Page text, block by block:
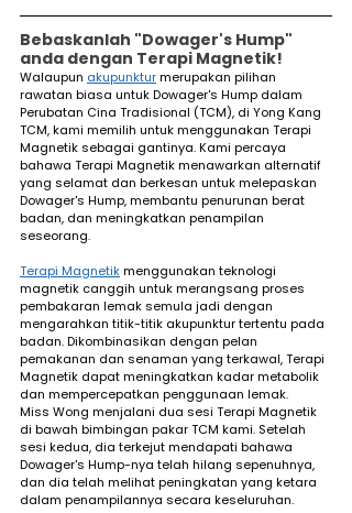
Bebaskanlah "Dowager's Hump"
anda dengan Terapi Magnetik!
Walaupun akupunktur merupakan pilihan
rawatan biasa untuk Dowager's Hump dalam
Perubatan Cina Tradisional (TCM), di Yong Kang
TCM, kami memilih untuk menggunakan Terapi
Magnetik sebagai gantinya. Kami percaya
bahawa Terapi Magnetik menawarkan alternatif
yang selamat dan berkesan untuk melepaskan
Dowager's Hump, membantu penurunan berat
badan, dan meningkatkan penampilan
seseorang.
Terapi Magnetik menggunakan teknologi
magnetik canggih untuk merangsang proses
pembakaran lemak semula jadi dengan
mengarahkan titik-titik akupunktur tertentu pada
badan. Dikombinasikan dengan pelan
pemakanan dan senaman yang terkawal, Terapi
Magnetik dapat meningkatkan kadar metabolik
dan mempercepatkan penggunaan lemak.
Miss Wong menjalani dua sesi Terapi Magnetik
di bawah bimbingan pakar TCM kami. Setelah
sesi kedua, dia terkejut mendapati bahawa
Dowager's Hump-nya telah hilang sepenuhnya,
dan dia telah melihat peningkatan yang ketara
dalam penampilannya secara keseluruhan.